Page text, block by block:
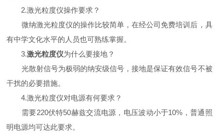
2.激光粒度仪操作要求？
微纳激光粒度仪的操作比较简单，在经公司免费培训后，具
有中学文化水平的人员也可熟练掌握。
3.激光粒度仪为什么要接地？
光散射信号为极弱的纳安级信号，接地是保证有效信号不被
干扰的必要措施。
4.激光粒度仪对电源有何要求？
需要220伏特50赫兹交流电源，电压波动小于10%，普通照
明电源均可达此要求。